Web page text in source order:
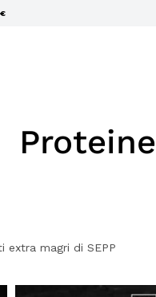
extra magri di SEPP